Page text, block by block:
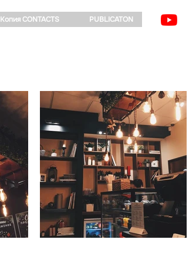
Копия CONTACTS PUBLICATON